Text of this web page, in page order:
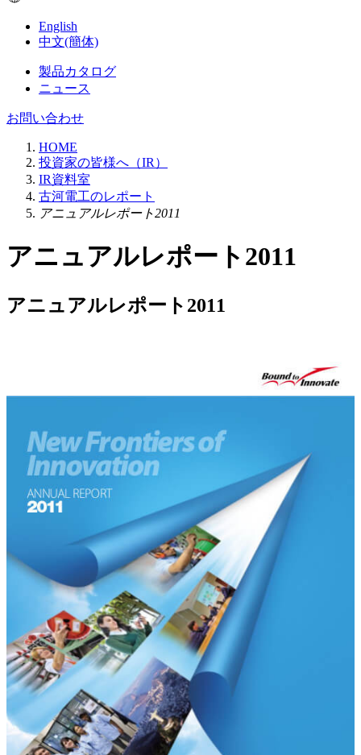
English
中文(簡体)
製品カタログ
ニュース
お問い合わせ
HOME
投資家の皆様へ（IR）
IR資料室
古河電工のレポート
アニュアルレポート2011
アニュアルレポート2011
アニュアルレポート2011